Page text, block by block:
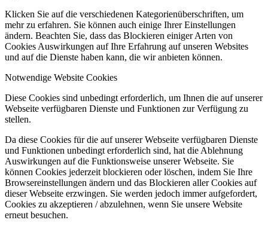
Klicken Sie auf die verschiedenen Kategorienüberschriften, um
mehr zu erfahren. Sie können auch einige Ihrer Einstellungen
ändern. Beachten Sie, dass das Blockieren einiger Arten von
Cookies Auswirkungen auf Ihre Erfahrung auf unseren Websites
und auf die Dienste haben kann, die wir anbieten können.
Notwendige Website Cookies
Diese Cookies sind unbedingt erforderlich, um Ihnen die auf unserer
Webseite verfügbaren Dienste und Funktionen zur Verfügung zu
stellen.
Da diese Cookies für die auf unserer Webseite verfügbaren Dienste
und Funktionen unbedingt erforderlich sind, hat die Ablehnung
Auswirkungen auf die Funktionsweise unserer Webseite. Sie
können Cookies jederzeit blockieren oder löschen, indem Sie Ihre
Browsereinstellungen ändern und das Blockieren aller Cookies auf
dieser Webseite erzwingen. Sie werden jedoch immer aufgefordert,
Cookies zu akzeptieren / abzulehnen, wenn Sie unsere Website
erneut besuchen.